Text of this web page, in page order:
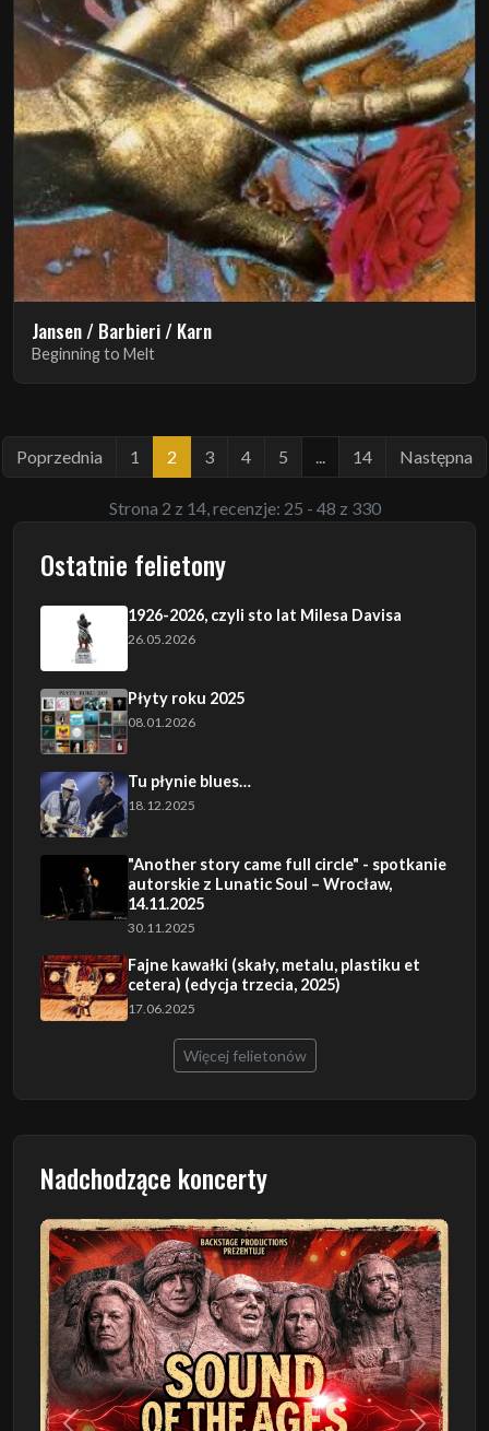
Jansen / Barbieri / Karn
Beginning to Melt
Poprzednia 1 2 3 4 5 14 Następna
Strona 2 z 14, recenzje: 25 - 48 z 330
Ostatnie felietony
1926-2026, czyli sto lat Milesa Davisa
26.05.2026
Płyty roku 2025
08.01.2026
Tu płynie blues…
18.12.2025
"Another story came full circle" - spotkanie
autorskie z Lunatic Soul – Wrocław,
14.11.2025
30.11.2025
Fajne kawałki (skały, metalu, plastiku et
cetera) (edycja trzecia, 2025)
17.06.2025
Więcej felietonów
Nadchodzące koncerty